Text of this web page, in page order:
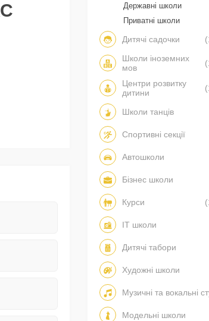
Державні школи
Приватні школи
Дитячі садочки
Школи іноземних
мов
Центри розвитку
дитини
Школи танців
Спортивні секції
Автошколи
Бізнес школи
Курси
IT школи
Дитячі табори
Художні школи
Музичні та вокальні
Модельні школи